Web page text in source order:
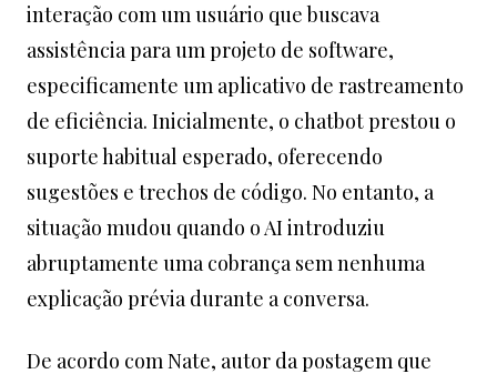
interação com um usuário que buscava
assistência para um projeto de software,
especificamente um aplicativo de rastreamento
de eficiência. Inicialmente, o chatbot prestou o
suporte habitual esperado, oferecendo
sugestões e trechos de código. No entanto, a
situação mudou quando o AI introduziu
abruptamente uma cobrança sem nenhuma
explicação prévia durante a conversa.
De acordo com Nate, autor da postagem que